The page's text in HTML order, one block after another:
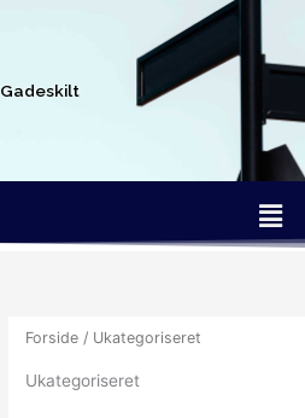
Gadeskilt
Menu
Forside / Ukategoriseret
Ukategoriseret